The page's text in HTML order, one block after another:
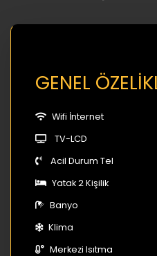
GENEL
Wifi İnternet
TV-LCD
Acil Durum Tel
Yatak 2 Kişilik
Banyo
Klima
Merkezi Isıtma